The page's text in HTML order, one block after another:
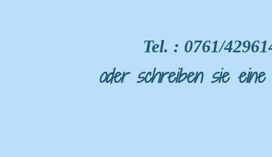
Tel. : 0761/
oder schreiben sie eine